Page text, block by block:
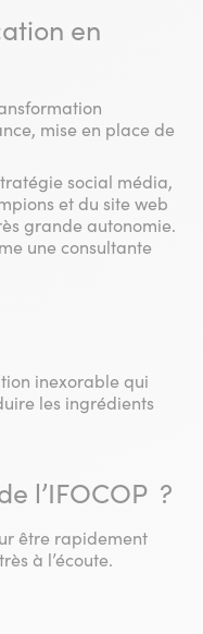
en
mise en place de
social média,
et du site web
grande autonomie.
une consultante
inexorable qui
les ingrédients
l’IFOCOP ?
être rapidement
à l’écoute.